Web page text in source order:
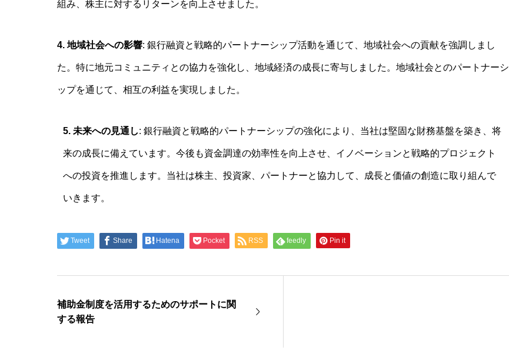
組み、株主に対するリターンを向上させました。
4. 地域社会への影響: 銀行融資と戦略的パートナーシップ活動を通じて、地域社会への貢献を強調しまし
た。特に地元コミュニティとの協力を強化し、地域経済の成長に寄与しました。地域社会とのパートナーシ
ップを通じて、相互の利益を実現しました。
5. 未来への見通し: 銀行融資と戦略的パートナーシップの強化により、当社は堅固な財務基盤を築き、将
来の成長に備えています。今後も資金調達の効率性を向上させ、イノベーションと戦略的プロジェクト
への投資を推進します。当社は株主、投資家、パートナーと協力して、成長と価値の創造に取り組んで
いきます。
Tweet Share Hatena Pocket RSS feedly Pin it
補助金制度を活用するためのサポートに関
する報告